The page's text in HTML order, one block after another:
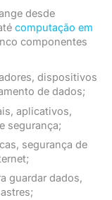
desde
computação em
componentes
dispositivos
de dados;
aplicativos,
segurança;
segurança de
guardar dados,